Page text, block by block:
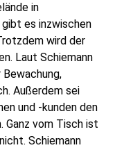
in
es inzwischen
wird der
Laut Schiemann
Außerdem sei
und -kunden den
Ganz vom Tisch ist
Schiemann